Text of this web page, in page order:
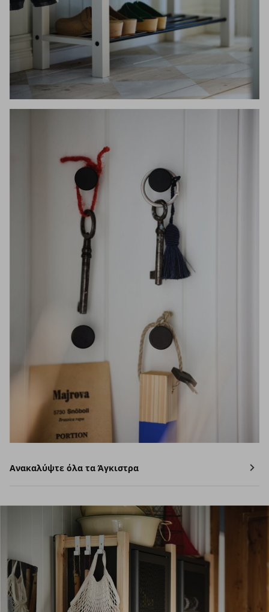
Ανακαλύψτε όλα τα Άγκιστρα